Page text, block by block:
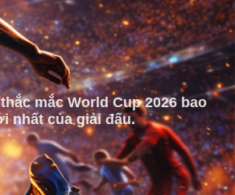
mắc World Cup 2026 bao
nhất của giải đấu.